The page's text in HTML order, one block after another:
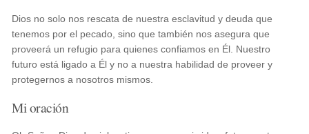
Dios no solo nos rescata de nuestra esclavitud y deuda que
tenemos por el pecado, sino que también nos asegura que
proveerá un refugio para quienes confiamos en Él. Nuestro
futuro está ligado a Él y no a nuestra habilidad de proveer y
protegernos a nosotros mismos.
Mi oración